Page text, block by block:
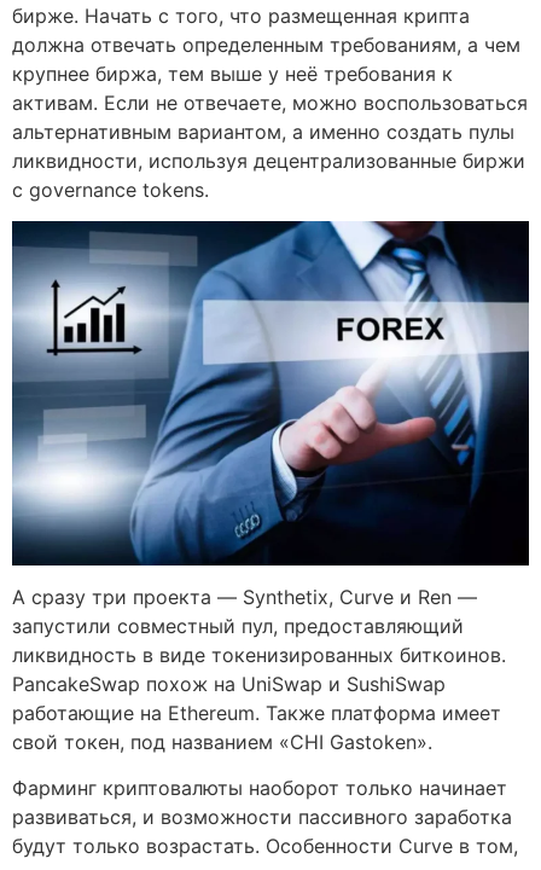
бирже. Начать с того, что размещенная крипта
должна отвечать определенным требованиям, а чем
крупнее биржа, тем выше у неё требования к
активам. Если не отвечаете, можно воспользоваться
альтернативным вариантом, а именно создать пулы
ликвидности, используя децентрализованные биржи
с governance tokens.
А сразу три проекта — Synthetix, Curve и Ren —
запустили совместный пул, предоставляющий
ликвидность в виде токенизированных биткоинов.
PancakeSwap похож на UniSwap и SushiSwap
работающие на Ethereum. Также платформа имеет
свой токен, под названием «CHI Gastoken».
Фарминг криптовалюты наоборот только начинает
развиваться, и возможности пассивного заработка
будут только возрастать. Особенности Curve в том,